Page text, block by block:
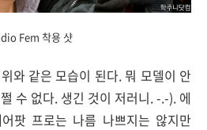
Fem 착용 샷
와 같은 모습이 된다. 뭐 모델이 안
수 없다. 생긴 것이 저러니. -.-). 에
팟 프로는 나름 나쁘지는 않지만